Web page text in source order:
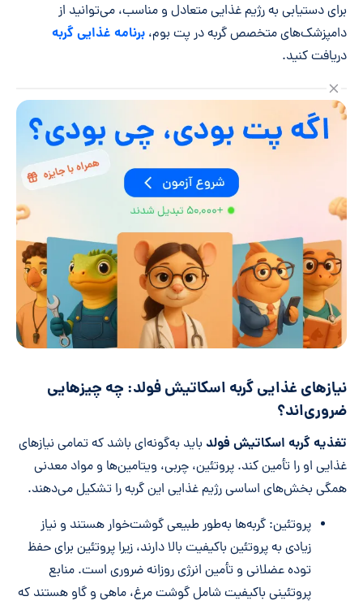
برای دستیابی به رژیم غذایی متعادل و مناسب، می‌توانید از
دامپزشک‌های متخصص گربه در پت بوم، برنامه غذایی گربه
دریافت کنید.
نیازهای غذایی گربه اسکاتیش فولد: چه چیزهایی
ضروری‌اند؟
تغذیه گربه اسکاتیش فولد باید به‌گونه‌ای باشد که تمامی نیازهای
غذایی او را تأمین کند. پروتئین، چربی، ویتامین‌ها و مواد معدنی
همگی بخش‌های اساسی رژیم غذایی این گربه را تشکیل می‌دهند.
پروتئین: گربه‌ها به‌طور طبیعی گوشت‌خوار هستند و نیاز
زیادی به پروتئین باکیفیت بالا دارند، زیرا پروتئین برای حفظ
توده عضلانی و تأمین انرژی روزانه ضروری است. منابع
پروتئینی باکیفیت شامل گوشت مرغ، ماهی و گاو هستند که